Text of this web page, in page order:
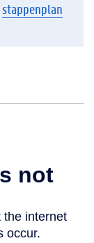
stappenplan